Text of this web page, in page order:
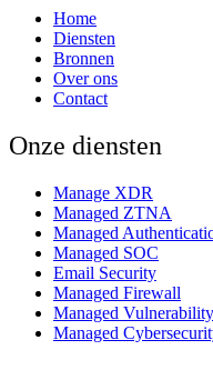
Home
Diensten
Bronnen
Over ons
Contact
Onze diensten
Manage XDR
Managed ZTNA
Managed
Managed SOC
Email Security
Managed Firewall
Managed
Managed